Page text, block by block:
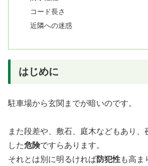
コード長さ
近隣への迷惑
はじめに
駐車場から玄関までが暗いのです。
また段差や、敷石、庭木などもあり、
した危険ですらあります。
それとは別に明るければ防犯性も高ま